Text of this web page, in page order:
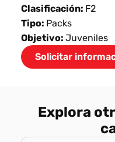
Clasificación: F2
Tipo: Packs
Objetivo: Juveniles
Solicitar
Explora